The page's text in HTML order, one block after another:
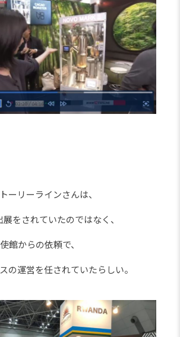
ーリーラインさんは、
をされていたのではなく、
館からの依頼で、
の運営を任されていたらしい。